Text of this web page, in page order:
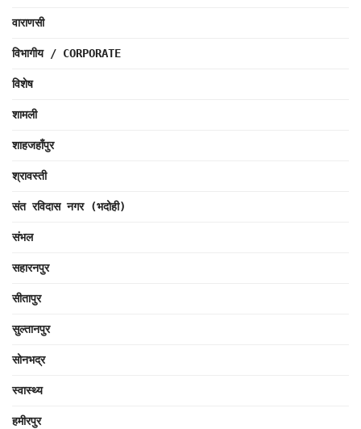
वाराणसी
विभागीय / CORPORATE
विशेष
शामली
शाहजहाँपुर
श्रावस्ती
संत रविदास नगर (भदोही)
संभल
सहारनपुर
सीतापुर
सुल्तानपुर
सोनभद्र
स्वास्थ्य
हमीरपुर